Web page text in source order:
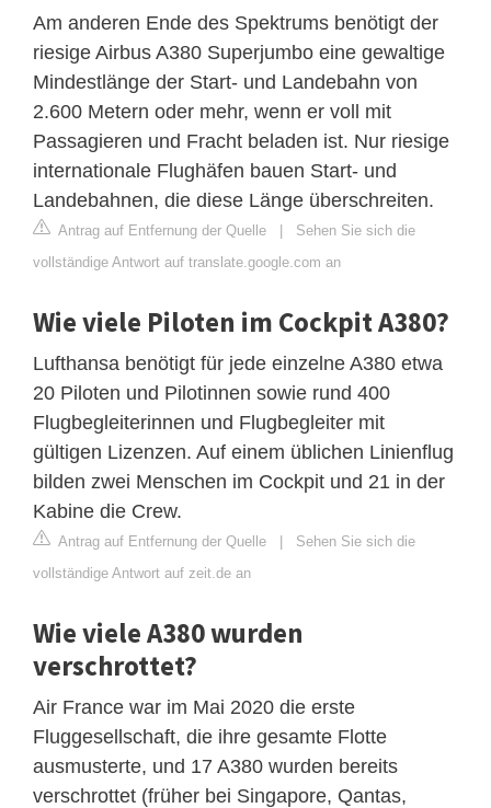
Am anderen Ende des Spektrums benötigt der
riesige Airbus A380 Superjumbo eine gewaltige
Mindestlänge der Start- und Landebahn von
2.600 Metern oder mehr, wenn er voll mit
Passagieren und Fracht beladen ist. Nur riesige
internationale Flughäfen bauen Start- und
Landebahnen, die diese Länge überschreiten.
Antrag auf Entfernung der Quelle | Sehen Sie sich die
vollständige Antwort auf translate.google.com an
Wie viele Piloten im Cockpit A380?
Lufthansa benötigt für jede einzelne A380 etwa
20 Piloten und Pilotinnen sowie rund 400
Flugbegleiterinnen und Flugbegleiter mit
gültigen Lizenzen. Auf einem üblichen Linienflug
bilden zwei Menschen im Cockpit und 21 in der
Kabine die Crew.
Antrag auf Entfernung der Quelle | Sehen Sie sich die
vollständige Antwort auf zeit.de an
Wie viele A380 wurden
verschrottet?
Air France war im Mai 2020 die erste
Fluggesellschaft, die ihre gesamte Flotte
ausmusterte, und 17 A380 wurden bereits
verschrottet (früher bei Singapore, Qantas,